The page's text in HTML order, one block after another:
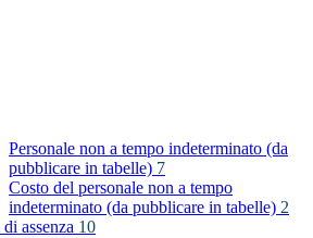
Personale non a tempo indeterminato (da
pubblicare in tabelle) 7
Costo del personale non a tempo
indeterminato (da pubblicare in tabelle) 2
di assenza 10